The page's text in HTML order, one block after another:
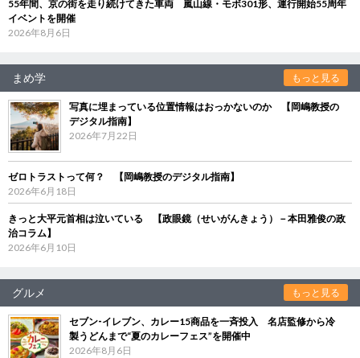
55年間、京の街を走り続けてきた車両 嵐山線・モボ301形、運行開始55周年
イベントを開催
2026年8月6日
まめ学 もっと見る
写真に埋まっている位置情報はおっかないのか 【岡嶋教授の
デジタル指南】
2026年7月22日
ゼロトラストって何？ 【岡嶋教授のデジタル指南】
2026年6月18日
きっと大平元首相は泣いている 【政眼鏡（せいがんきょう）－本田雅俊の政
治コラム】
2026年6月10日
グルメ もっと見る
セブン‐イレブン、カレー15商品を一斉投入 名店監修から冷
製うどんまで“夏のカレーフェス”を開催中
2026年8月6日